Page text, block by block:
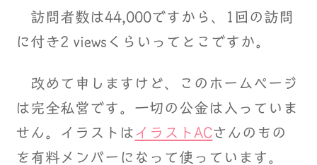
訪問者数は44,000ですから、1回の訪問
に付き2 viewsくらいってとこですか。
改めて申しますけど、このホームページ
は完全私営です。一切の公金は入っていま
せん。イラストは イラストACさんのもの
を有料メンバーになって使っています。